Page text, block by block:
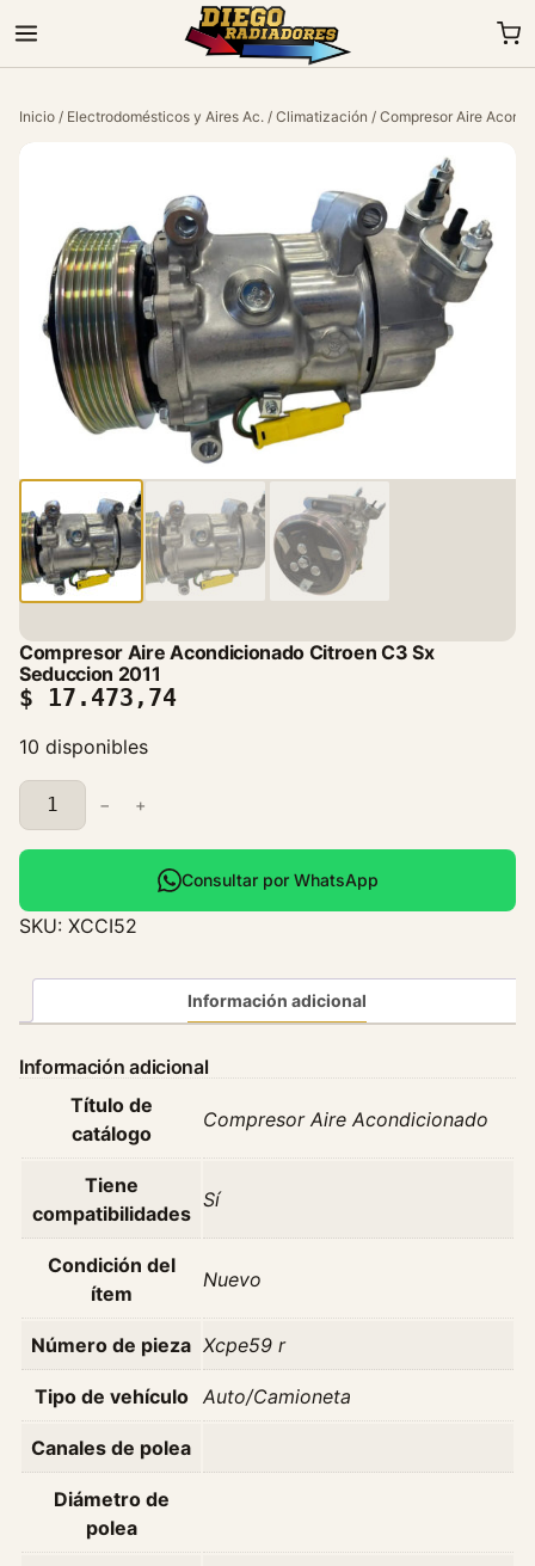
Inicio / Electrodomésticos y Aires Ac. / Climatización / Compresor Aire
Compresor Aire Acondicionado Citroen C3 Sx
Seduccion 2011
$ 17.473,74
10 disponibles
C
o
m
r
e
r
i
A
i
n
− +
Consultar por WhatsApp
SKU: XCCI52
Información adicional
Información adicional
Título de
catálogo
Compresor Aire Acondicionado
Tiene
compatibilidades
Sí
Condición del
ítem
Nuevo
Número de pieza Xcpe59 r
Tipo de vehículo Auto/Camioneta
Canales de polea
Diámetro de
polea